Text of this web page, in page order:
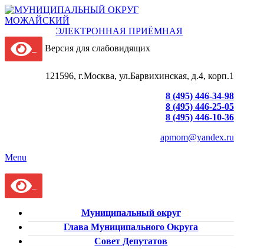
ЭЛЕКТРОННАЯ ПРИЁМНАЯ
Версия для слабовидящих
121596, г.Москва, ул.Барвихинская, д.4, корп.1
8 (495) 446-34-98
8 (495) 446-25-05
8 (495) 446-10-36
apmom@yandex.ru
Menu
Муниципальный округ
Глава Муниципального Округа
Совет Депутатов